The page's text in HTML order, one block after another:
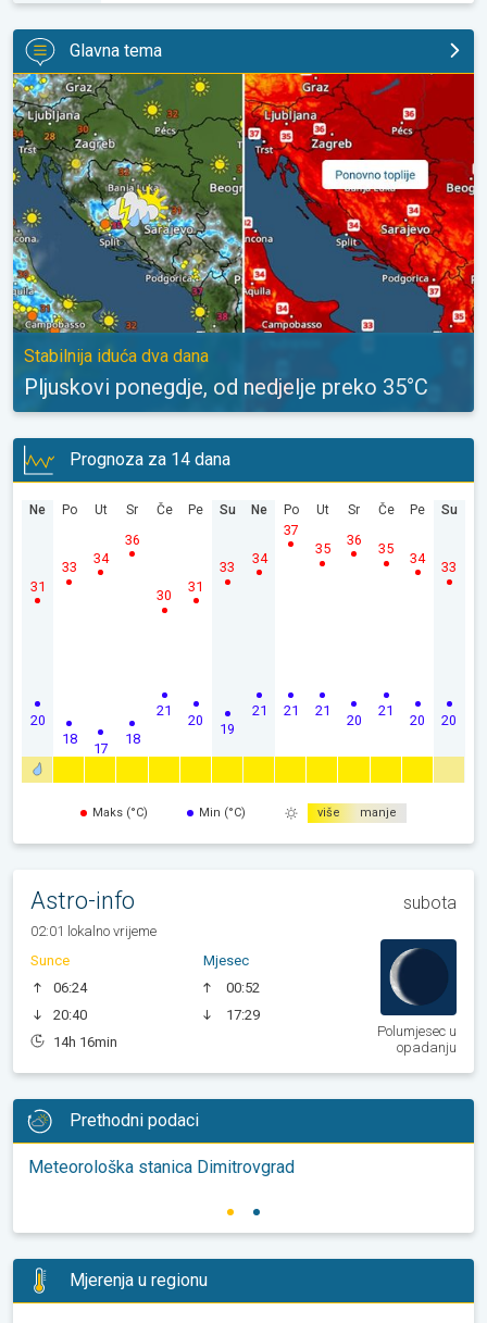
Glavna tema
Pljuskovi ponegdje, od nedjelje preko 35°C. Stabilnija iduća
Stabilnija iduća dva dana
Pljuskovi ponegdje, od nedjelje preko 35°C
Prognoza za 14 dana
Ne
20
31
Po
18
33
Ut
17
34
Sr
18
36
Če
21
30
Pe
20
31
Su
19
33
Ne
21
34
Po
21
37
Ut
21
35
Sr
20
36
Če
21
35
Pe
20
34
Su
20
33
Maks (°C) Min (°C) više manje
Astro-info subota
02:01 lokalno vrijeme
Sunce
06:24
20:40
14h 16min
Mjesec
00:52
17:29
Polumjesec u
opadanju
Prethodni podaci
Meteorološka stanica Dimitrovgrad
Mjerenja u regionu